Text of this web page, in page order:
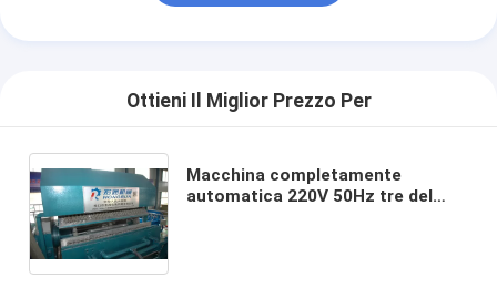
Ottieni Il Miglior Prezzo Per
Macchina completamente
automatica 220V 50Hz tre del